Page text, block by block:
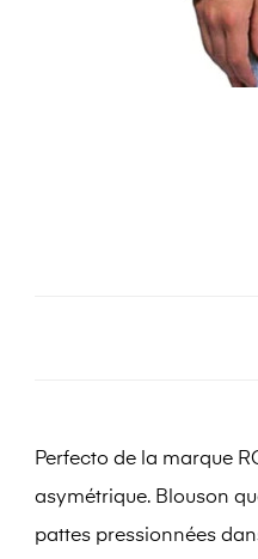
Perfecto de la marque
asymétrique. Blouson
pattes pressionnées